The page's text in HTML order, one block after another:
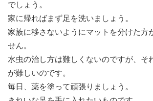
でしょう。
家に帰ればまず足を洗いましょう。
家族に移さないようにマットを分けた方
せん。
水虫の治し方は難しくないのですが、そ
が難しいのです。
毎日、薬を塗って頑張りましょう。